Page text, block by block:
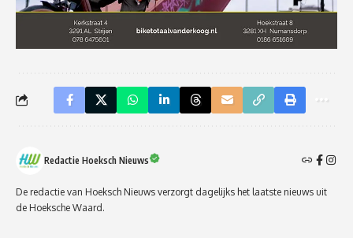
Redactie Hoeksch Nieuws
De redactie van Hoeksch Nieuws verzorgt dagelijks het laatste nieuws uit
de Hoeksche Waard.